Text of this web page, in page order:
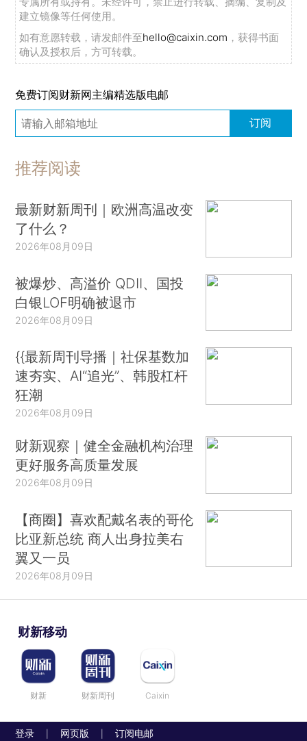
建立镜像等任何使用。
如有意愿转载，请发邮件至hello@caixin.com ，获得书面
确认及授权后，方可转载。
免费订阅财新网主编精选版电邮
订阅
推荐阅读
最新财新周刊｜欧洲高温改变
了什么？
2026年08月09日
被爆炒、高溢价 QDII、国投
白银LOF明确被退市
2026年08月09日
{{最新周刊导播｜社保基数加
速夯实、AI“追光”、韩股杠杆
狂潮
2026年08月09日
财新观察｜健全金融机构治理
更好服务高质量发展
2026年08月09日
【商圈】喜欢配戴名表的哥伦
比亚新总统 商人出身拉美右
翼又一员
2026年08月09日
财新移动
财新 财新周刊 Caixin
登录 网页版 订阅电邮